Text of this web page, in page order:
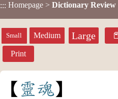
::: Homepage > Dictionary Review
Small Medium Large
Print
靈魂